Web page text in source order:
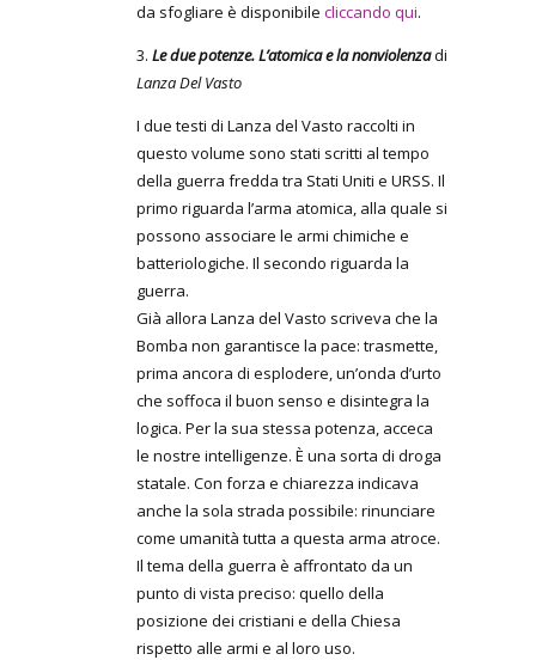
da sfogliare è disponibile cliccando qui.
3. Le due potenze. L’atomica e la nonviolenzadi
Lanza Del Vasto
I due testi di Lanza del Vasto raccolti in
questo volume sono stati scritti al tempo
della guerra fredda tra Stati Uniti e URSS. Il
primo riguarda l’arma atomica, alla quale si
possono associare le armi chimiche e
batteriologiche. Il secondo riguarda la
guerra.
Già allora Lanza del Vasto scriveva che la
Bomba non garantisce la pace: trasmette,
prima ancora di esplodere, un’onda d’urto
che soffoca il buon senso e disintegra la
logica. Per la sua stessa potenza, acceca
le nostre intelligenze. È una sorta di droga
statale. Con forza e chiarezza indicava
anche la sola strada possibile: rinunciare
come umanità tutta a questa arma atroce.
Il tema della guerra è affrontato da un
punto di vista preciso: quello della
posizione dei cristiani e della Chiesa
rispetto alle armi e al loro uso.